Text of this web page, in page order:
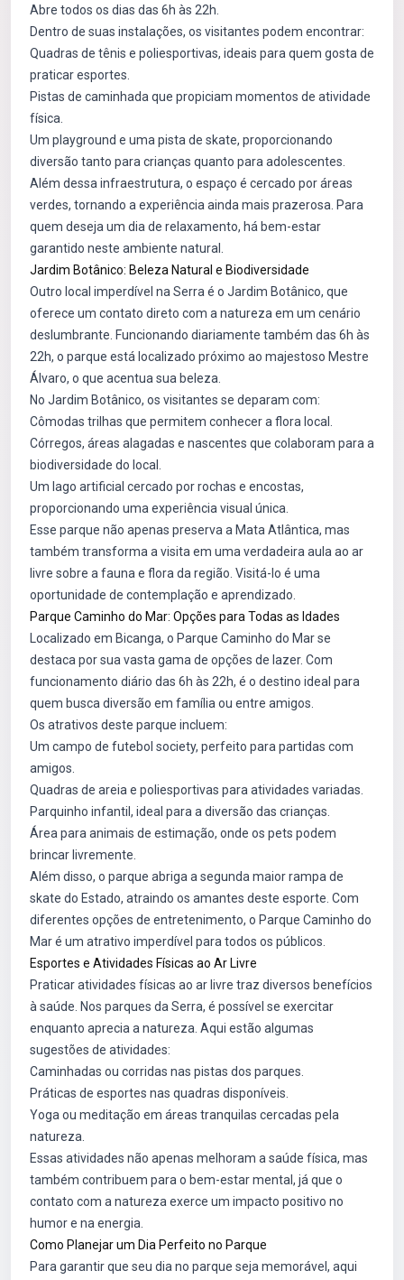
Abre todos os dias das 6h às 22h.
Dentro de suas instalações, os visitantes podem encontrar:
Quadras de tênis e poliesportivas, ideais para quem gosta de
praticar esportes.
Pistas de caminhada que propiciam momentos de atividade
física.
Um playground e uma pista de skate, proporcionando
diversão tanto para crianças quanto para adolescentes.
Além dessa infraestrutura, o espaço é cercado por áreas
verdes, tornando a experiência ainda mais prazerosa. Para
quem deseja um dia de relaxamento, há bem-estar
garantido neste ambiente natural.
Jardim Botânico: Beleza Natural e Biodiversidade
Outro local imperdível na Serra é o Jardim Botânico, que
oferece um contato direto com a natureza em um cenário
deslumbrante. Funcionando diariamente também das 6h às
22h, o parque está localizado próximo ao majestoso Mestre
Álvaro, o que acentua sua beleza.
No Jardim Botânico, os visitantes se deparam com:
Cômodas trilhas que permitem conhecer a flora local.
Córregos, áreas alagadas e nascentes que colaboram para a
biodiversidade do local.
Um lago artificial cercado por rochas e encostas,
proporcionando uma experiência visual única.
Esse parque não apenas preserva a Mata Atlântica, mas
também transforma a visita em uma verdadeira aula ao ar
livre sobre a fauna e flora da região. Visitá-lo é uma
oportunidade de contemplação e aprendizado.
Parque Caminho do Mar: Opções para Todas as Idades
Localizado em Bicanga, o Parque Caminho do Mar se
destaca por sua vasta gama de opções de lazer. Com
funcionamento diário das 6h às 22h, é o destino ideal para
quem busca diversão em família ou entre amigos.
Os atrativos deste parque incluem:
Um campo de futebol society, perfeito para partidas com
amigos.
Quadras de areia e poliesportivas para atividades variadas.
Parquinho infantil, ideal para a diversão das crianças.
Área para animais de estimação, onde os pets podem
brincar livremente.
Além disso, o parque abriga a segunda maior rampa de
skate do Estado, atraindo os amantes deste esporte. Com
diferentes opções de entretenimento, o Parque Caminho do
Mar é um atrativo imperdível para todos os públicos.
Esportes e Atividades Físicas ao Ar Livre
Praticar atividades físicas ao ar livre traz diversos benefícios
à saúde. Nos parques da Serra, é possível se exercitar
enquanto aprecia a natureza. Aqui estão algumas
sugestões de atividades:
Caminhadas ou corridas nas pistas dos parques.
Práticas de esportes nas quadras disponíveis.
Yoga ou meditação em áreas tranquilas cercadas pela
natureza.
Essas atividades não apenas melhoram a saúde física, mas
também contribuem para o bem-estar mental, já que o
contato com a natureza exerce um impacto positivo no
humor e na energia.
Como Planejar um Dia Perfeito no Parque
Para garantir que seu dia no parque seja memorável, aqui